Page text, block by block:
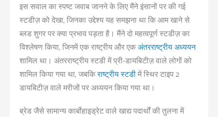
इस सवाल का स्पष्ट जवाब जानने के लिए मैंने इंसानों पर की गई
स्टडीज़ को देखा, जिनका उद्देश्य यह समझना था कि आम खाने से
ब्लड शुगर पर क्या प्रभाव पड़ता है। मैंने दो महत्वपूर्ण स्टडीज़ का
विश्लेषण किया, जिनमें एक राष्ट्रीय और एकअंतरराष्ट्रीय अध्ययन
शामिल था। अंतरराष्ट्रीय स्टडी में प्री-डायबिटीज़ वाले लोगों को
शामिल किया गया था, जबकिराष्ट्रीय स्टडीमें स्थिर टाइप 2
डायबिटीज़ वाले मरीजों पर अध्ययन किया गया था।
ब्रेड जैसे सामान्य कार्बोहाइड्रेट वाले खाद्य पदार्थों की तुलना में